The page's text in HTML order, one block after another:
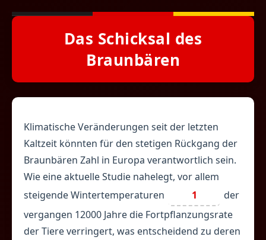
Das Schicksal des
Braunbären
Klimatische Veränderungen seit der letzten
Kaltzeit könnten für den stetigen Rückgang der
Braunbären Zahl in Europa verantwortlich sein.
Wie eine aktuelle Studie nahelegt, vor allem
steigende Wintertemperaturen
1
der
vergangen 12000 Jahre die Fortpflanzungsrate
der Tiere verringert, was entscheidend zu deren